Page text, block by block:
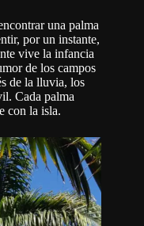
una palma
por un instante,
vive la infancia
de los campos
de la lluvia, los
Cada palma
con la isla.